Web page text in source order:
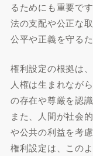
るためにも重要です
法の支配や公正な
公平や正義を守る
権利設定の根拠は
人権は生まれなが
の存在や尊厳を認
また、人間が社会
や公共の利益を考
権利設定は、この